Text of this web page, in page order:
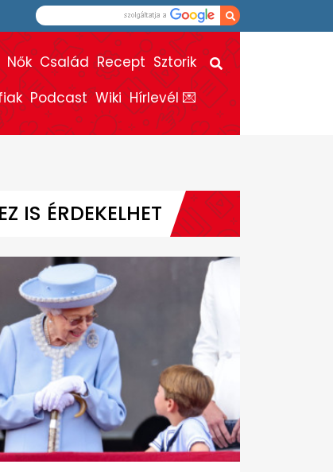
Nők Család Recept Sztorik
Podcast Wiki Hírlevél 💌
EZ IS ÉRDEKELHET